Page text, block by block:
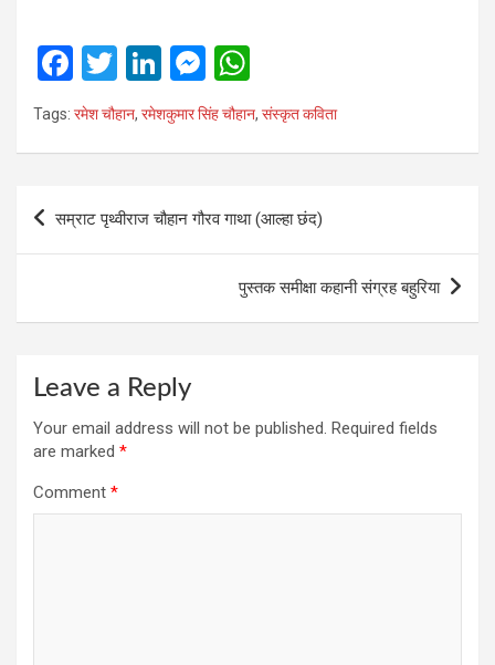
F
a
ce
o
o
T
wi
tt
Li
n
ke
n
M
es
se
g
h
at
A
p
p
Tags: रमेश चौहान, रमेशकुमार सिंह चौहान, संस्‍कृत कविता
navigation
सम्राट पृथ्‍वीराज चौहान गौरव गाथा (आल्‍हा छंद)
पुस्‍तक समीक्षा कहानी संग्रह बहुरिया
Leave a Reply
Your email address will not be published. Required fields
are marked *
Comment *